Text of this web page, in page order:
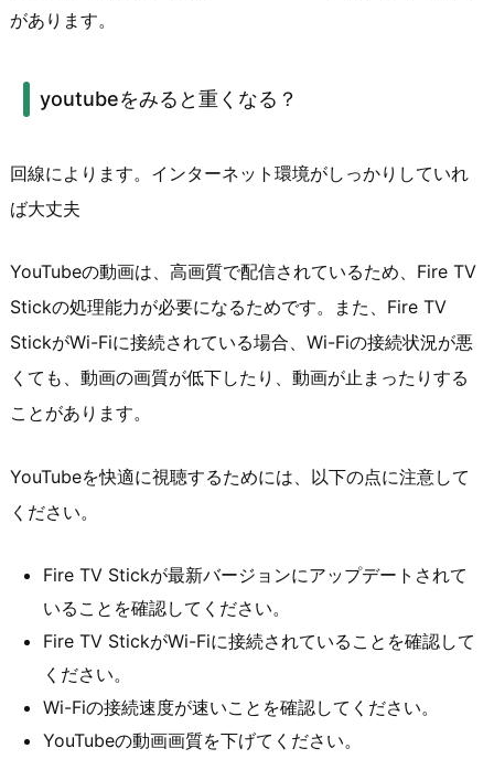
があります。
youtubeをみると重くなる？
回線によります。インターネット環境がしっかりしていれ
ば大丈夫
YouTubeの動画は、高画質で配信されているため、Fire TV
Stickの処理能力が必要になるためです。また、Fire TV
StickがWi-Fiに接続されている場合、Wi-Fiの接続状況が悪
くても、動画の画質が低下したり、動画が止まったりする
ことがあります。
YouTubeを快適に視聴するためには、以下の点に注意して
ください。
Fire TV Stickが最新バージョンにアップデートされて
いることを確認してください。
Fire TV StickがWi-Fiに接続されていることを確認して
ください。
Wi-Fiの接続速度が速いことを確認してください。
YouTubeの動画画質を下げてください。